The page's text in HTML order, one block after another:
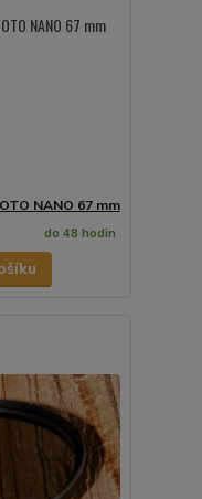
NANO 67 mm
do 48 hodin